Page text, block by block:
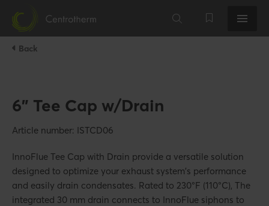
Back
6" Tee Cap w/Drain
Article number: ISTCD06
InnoFlue Tee Cap with Drain provide a versatile solution
designed to optimize your exhaust system's performance
and easily drain condensates. Rated to 230°F (110°C), The
integrated 30 mm drain connects to InnoFlue siphons to